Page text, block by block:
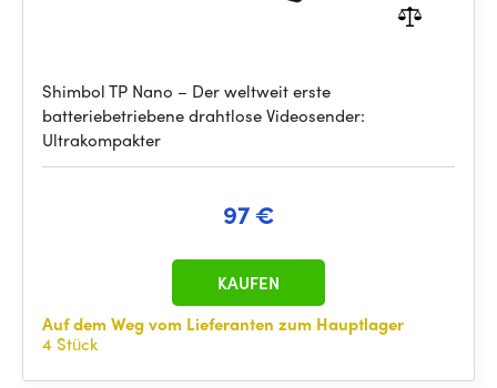
Shimbol TP Nano – Der weltweit erste
batteriebetriebene drahtlose Videosender:
Ultrakompakter
97 €
Auf dem Weg vom Lieferanten zum Hauptlager
4 Stück
KAUFEN